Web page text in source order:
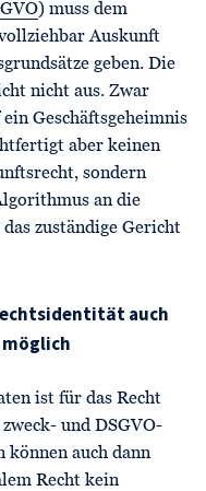
) muss dem
Auskunft
geben. Die
nicht aus. Zwar
Geschäftsgeheimnis
aber keinen
sondern
an die
zuständige Gericht
auch
ist für das Recht
zweck- und DSGVO-
können auch dann
Recht kein